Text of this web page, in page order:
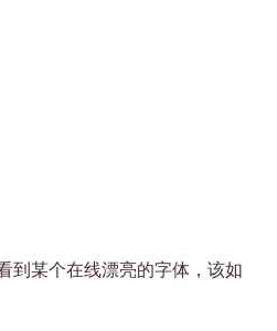
到某个在线漂亮的字体，该如